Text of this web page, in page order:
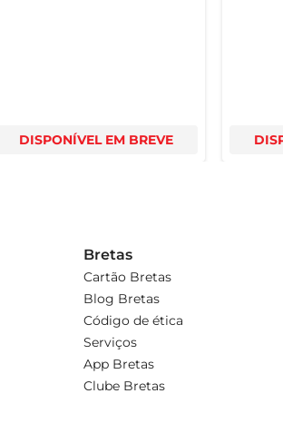
DISPONÍVEL EM BREVE
Bretas
Cartão Bretas
Blog Bretas
Código de ética
Serviços
App Bretas
Clube Bretas